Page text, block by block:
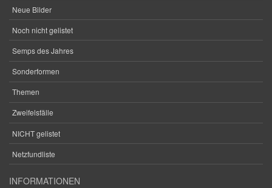
Neue Bilder
Noch nicht gelistet
Semps des Jahres
Sonderformen
Themen
Zweifelsfälle
NICHT gelistet
Netzfundliste
INFORMATIONEN